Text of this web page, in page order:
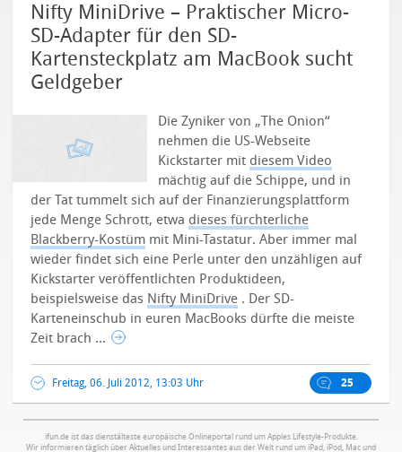
Nifty MiniDrive – Praktischer Micro-
SD-Adapter für den SD-
Kartensteckplatz am MacBook sucht
Geldgeber
Die Zyniker von „The Onion“
nehmen die US-Webseite
Kickstarter mit diesem Video
mächtig auf die Schippe, und in
der Tat tummelt sich auf der Finanzierungsplattform
jede Menge Schrott, etwa dieses fürchterliche
Blackberry-Kostüm mit Mini-Tastatur. Aber immer mal
wieder findet sich eine Perle unter den unzähligen auf
Kickstarter veröffentlichten Produktideen,
beispielsweise das Nifty MiniDrive . Der SD-
Karteneinschub in euren MacBooks dürfte die meiste
Zeit brach ...
Freitag, 06. Juli 2012, 13:03 Uhr 25
ifun.de ist das dienstälteste europäische Onlineportal rund um Apples Lifestyle-Produkte.
Wir informieren täglich über Aktuelles und Interessantes aus der Welt rund um iPad, iPod, Mac und